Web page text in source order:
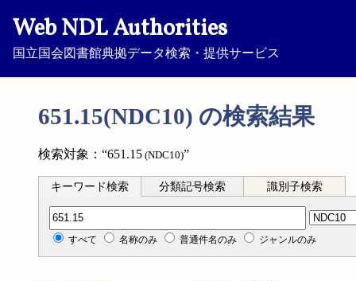
Web NDL Authorities
国立国会図書館典拠データ検索・提供サービス
651.15(NDC10) の検索結果
検索対象：“651.15 (NDC10)”
キーワード検索 分類記号検索 識別子検索
分類記号検索
すべて 名称のみ 普通件名のみ ジャンルのみ